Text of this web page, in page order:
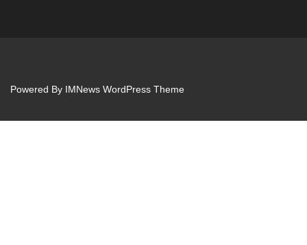
Powered By IMNews WordPress Theme